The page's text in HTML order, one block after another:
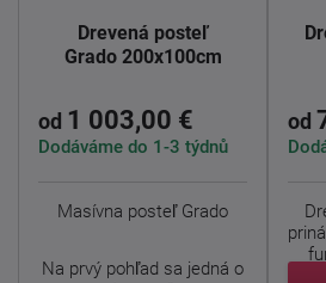
Drevená posteľ
Grado 200x100cm
od 1 003,00 €
Dodáváme do 1-3 týdnů
Masívna posteľ Grado
Na prvý pohľad sa jedná o
od